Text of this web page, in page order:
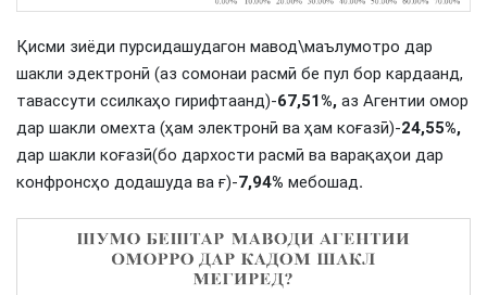
Қисми зиёди пурсидашудагон мавод\маълумотро дар
шакли эдектронӣ (аз сомонаи расмӣ бе пул бор кардаанд,
тавассути ссилкаҳо гирифтаанд)-67,51%, аз Агентии омор
дар шакли омехта (ҳам электронӣ ва ҳам коғазӣ)-24,55%,
дар шакли коғазӣ(бо дархости расмӣ ва варақаҳои дар
конфронсҳо додашуда ва ғ)-7,94% мебошад.